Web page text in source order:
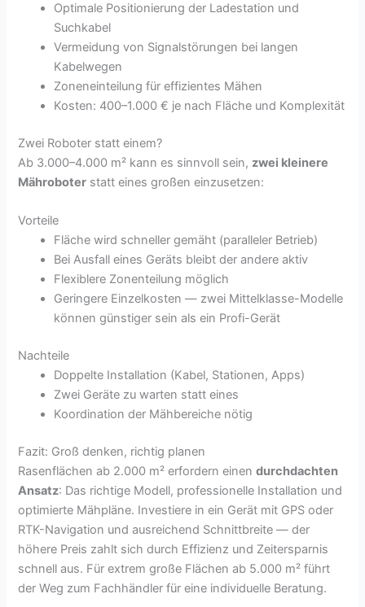
Optimale Positionierung der Ladestation und
Suchkabel
Vermeidung von Signalstörungen bei langen
Kabelwegen
Zoneneinteilung für effizientes Mähen
Kosten: 400–1.000 € je nach Fläche und Komplexität
Zwei Roboter statt einem?
Ab 3.000–4.000 m² kann es sinnvoll sein, zwei kleinere
Mähroboter statt eines großen einzusetzen:
Vorteile
Fläche wird schneller gemäht (paralleler Betrieb)
Bei Ausfall eines Geräts bleibt der andere aktiv
Flexiblere Zonenteilung möglich
Geringere Einzelkosten — zwei Mittelklasse-Modelle
können günstiger sein als ein Profi-Gerät
Nachteile
Doppelte Installation (Kabel, Stationen, Apps)
Zwei Geräte zu warten statt eines
Koordination der Mähbereiche nötig
Fazit: Groß denken, richtig planen
Rasenflächen ab 2.000 m² erfordern einendurchdachten
Ansatz: Das richtige Modell, professionelle Installation und
optimierte Mähpläne. Investiere in ein Gerät mit GPS oder
RTK-Navigation und ausreichend Schnittbreite — der
höhere Preis zahlt sich durch Effizienz und Zeitersparnis
schnell aus. Für extrem große Flächen ab 5.000 m² führt
der Weg zum Fachhändler für eine individuelle Beratung.